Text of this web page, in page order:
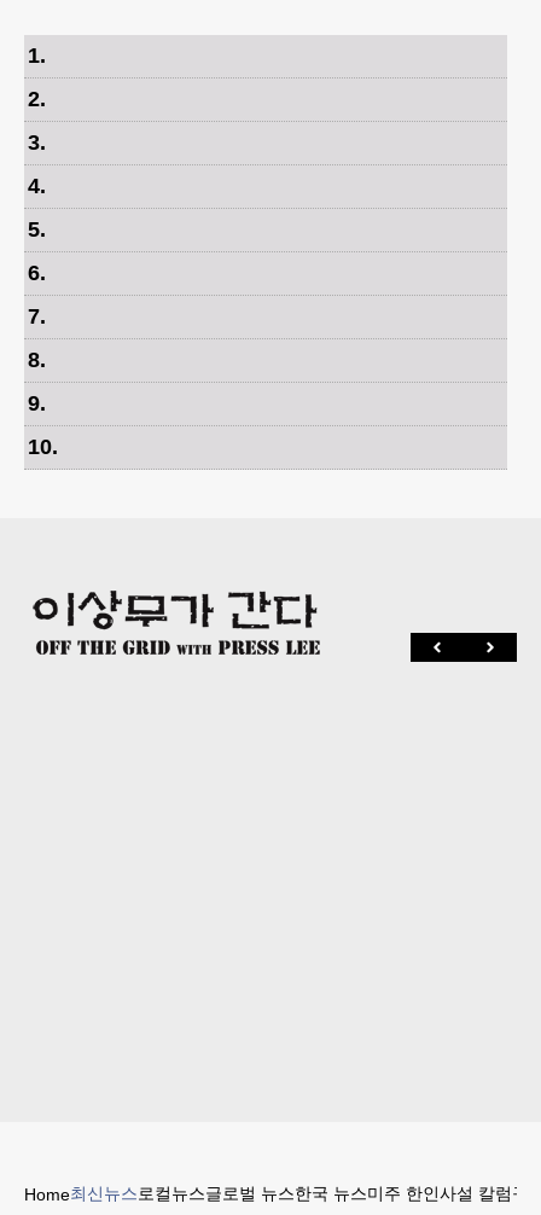
1.
2.
3.
4.
5.
6.
7.
8.
9.
10.
Home최신뉴스로컬뉴스글로벌 뉴스한국 뉴스미주 한인사설 칼럼구